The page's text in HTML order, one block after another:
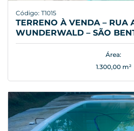
Código: T1015
TERRENO À VENDA – RUA
WUNDERWALD – SÃO
Área:
1.300,00 m²